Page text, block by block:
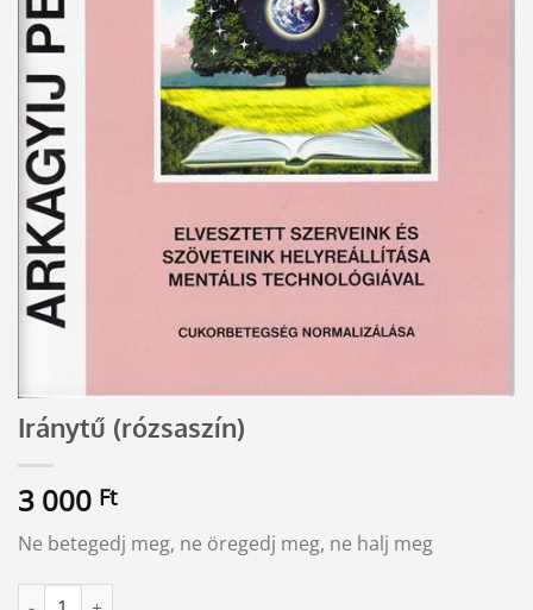
Iránytű (rózsaszín)
3 000 Ft
Ne betegedj meg, ne öregedj meg, ne halj meg
Iránytű (rózsaszín) mennyiség
Alternative: